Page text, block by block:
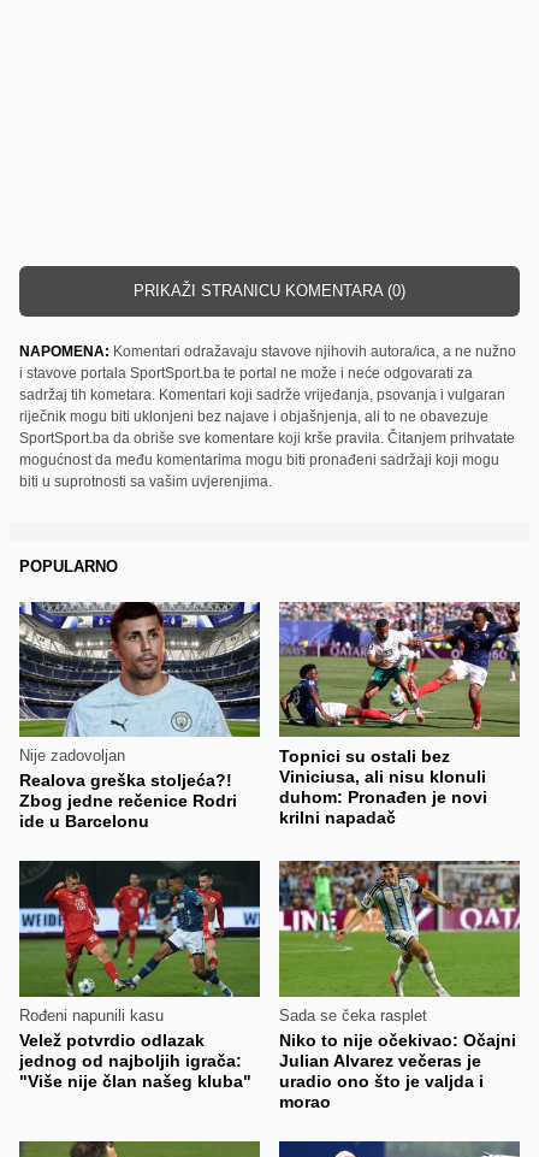
PRIKAŽI STRANICU KOMENTARA (0)
NAPOMENA: Komentari odražavaju stavove njihovih autora/ica, a ne nužno
i stavove portala SportSport.ba te portal ne može i neće odgovarati za
sadržaj tih kometara. Komentari koji sadrže vrijeđanja, psovanja i vulgaran
riječnik mogu biti uklonjeni bez najave i objašnjenja, ali to ne obavezuje
SportSport.ba da obriše sve komentare koji krše pravila. Čitanjem prihvatate
mogućnost da među komentarima mogu biti pronađeni sadržaji koji mogu
biti u suprotnosti sa vašim uvjerenjima.
POPULARNO
Nije zadovoljan
Realova greška stoljeća?!
Zbog jedne rečenice Rodri
ide u Barcelonu
Topnici su ostali bez
Viniciusa, ali nisu klonuli
duhom: Pronađen je novi
krilni napadač
Rođeni napunili kasu
Velež potvrdio odlazak
jednog od najboljih igrača:
"Više nije član našeg kluba"
Sada se čeka rasplet
Niko to nije očekivao: Očajni
Julian Alvarez večeras je
uradio ono što je valjda i
morao